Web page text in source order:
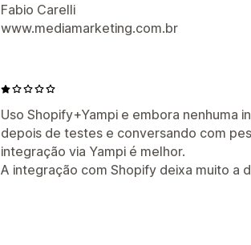
Fabio Carelli
www.mediamarketing.com.br
Uso Shopify+Yampi e embora nenhuma
depois de testes e conversando com
integração via Yampi é melhor.
A integração com Shopify deixa muito a